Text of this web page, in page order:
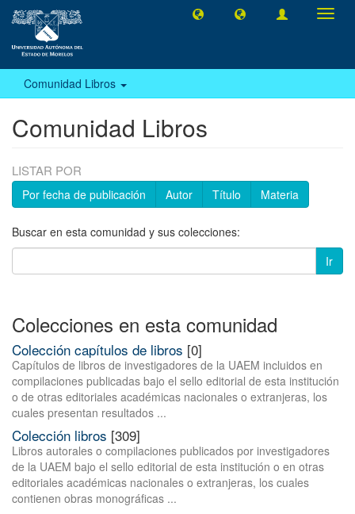
Comunidad Libros
Comunidad Libros
LISTAR POR
Por fecha de publicación Autor Título Materia
Buscar en esta comunidad y sus colecciones:
Ir
Colecciones en esta comunidad
Colección capítulos de libros [0]
Capítulos de libros de investigadores de la UAEM incluidos en
compilaciones publicadas bajo el sello editorial de esta institución
o de otras editoriales académicas nacionales o extranjeras, los
cuales presentan resultados ...
Colección libros [309]
Libros autorales o compilaciones publicados por investigadores
de la UAEM bajo el sello editorial de esta institución o en otras
editoriales académicas nacionales o extranjeras, los cuales
contienen obras monográficas ...